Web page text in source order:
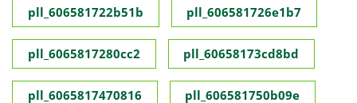
pll_606581722b51b pll_606581726e1b7
pll_6065817280cc2 pll_60658173cd8bd
pll_6065817470816 pll_606581750b09e